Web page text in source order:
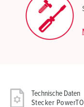
Technische Daten
Stecker